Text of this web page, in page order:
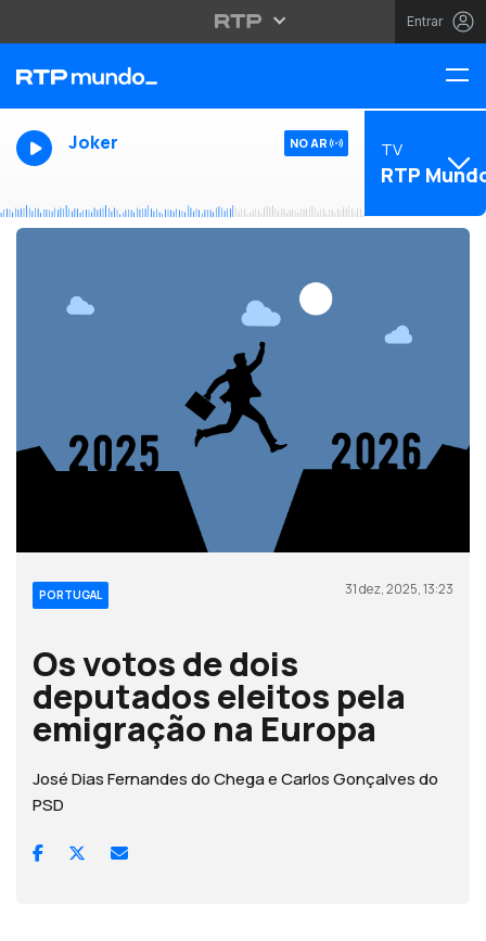
Entrar
Joker NO AR TV
RTP
PORTUGAL 31 dez, 2025, 13:23
Os votos de dois
deputados eleitos pela
emigração na Europa
José Dias Fernandes do Chega e Carlos Gonçalves do
PSD